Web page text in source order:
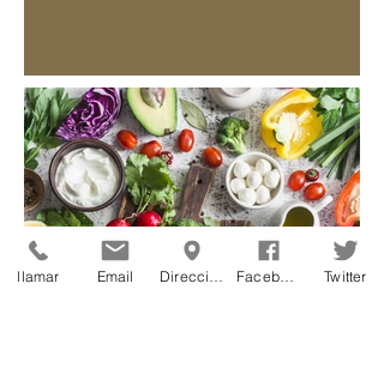
llamar Email Twitter